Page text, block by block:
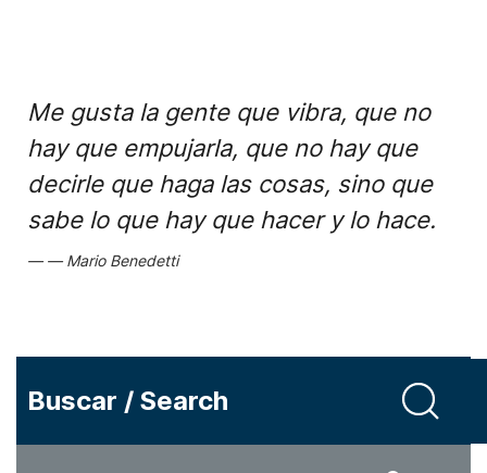
Me gusta la gente que vibra, que no
hay que empujarla, que no hay que
decirle que haga las cosas, sino que
sabe lo que hay que hacer y lo hace.
Mario Benedetti
Buscar / Search